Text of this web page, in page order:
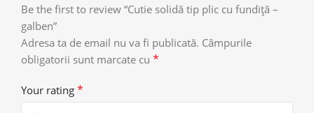
Be the first to review “Cutie solidă tip plic cu fundiță –
galben”
Adresa ta de email nu va fi publicată. Câmpurile
obligatorii sunt marcate cu *
Your rating *